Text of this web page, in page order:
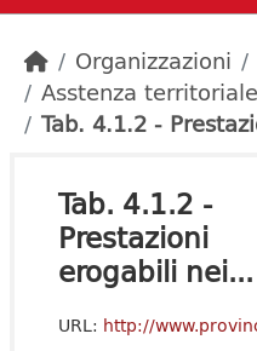
Organizzazioni
Asstenza
Tab. 4.1.2 -
Tab. 4.1.2 -
Prestazioni
erogabili nei...
URL: http://www.provincia.bz.it/oep/relazione-sanitaria/